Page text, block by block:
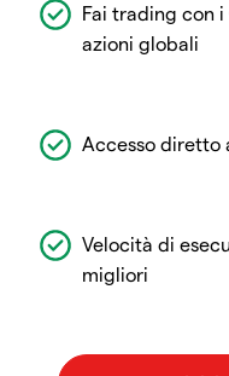
Fai trading con i
azioni globali
Accesso diretto
Velocità di
migliori